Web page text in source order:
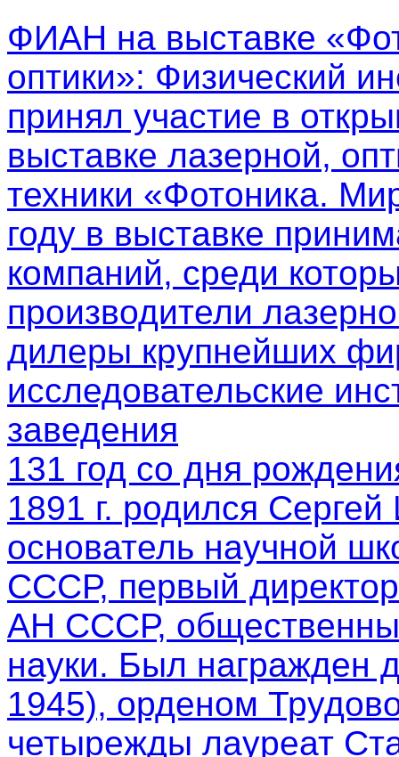
ФИАН на выставке
оптики»: Физический
принял участие в
выставке лазерной,
техники «Фотоника.
году в выставке
компаний, среди
производители
дилеры крупнейших
исследовательские
заведения
131 год со дня
1891 г. родился
основатель научной
СССР, первый
АН СССР,
науки. Был награжден
1945), орденом
четырежды лауреат